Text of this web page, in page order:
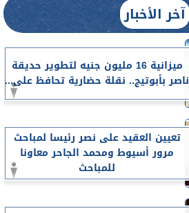
آخر الأخبار
ميزانية 16 مليون جنيه لتطوير حديقة
ناصر بأبوتيج.. نقلة حضارية تحافظ على...
تعيين العقيد على نصر رئيسا لمباحث
مرور أسيوط ومحمد الجاحر معاونا
للمباحث